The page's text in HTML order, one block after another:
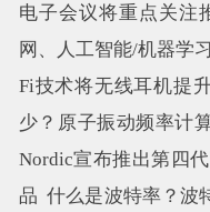
电子会议将重点关注
网、人工智能/机器学
Fi技术将无线耳机提
少？原子振动频率计
Nordic宣布推出第四
品 什么是波特率？波